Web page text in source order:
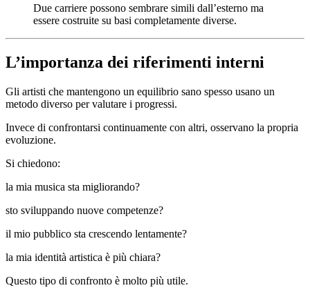
Due carriere possono sembrare simili dall’esterno ma
essere costruite su basi completamente diverse.
L’importanza dei riferimenti interni
Gli artisti che mantengono un equilibrio sano spesso usano un
metodo diverso per valutare i progressi.
Invece di confrontarsi continuamente con altri, osservano la propria
evoluzione.
Si chiedono:
la mia musica sta migliorando?
sto sviluppando nuove competenze?
il mio pubblico sta crescendo lentamente?
la mia identità artistica è più chiara?
Questo tipo di confronto è molto più utile.